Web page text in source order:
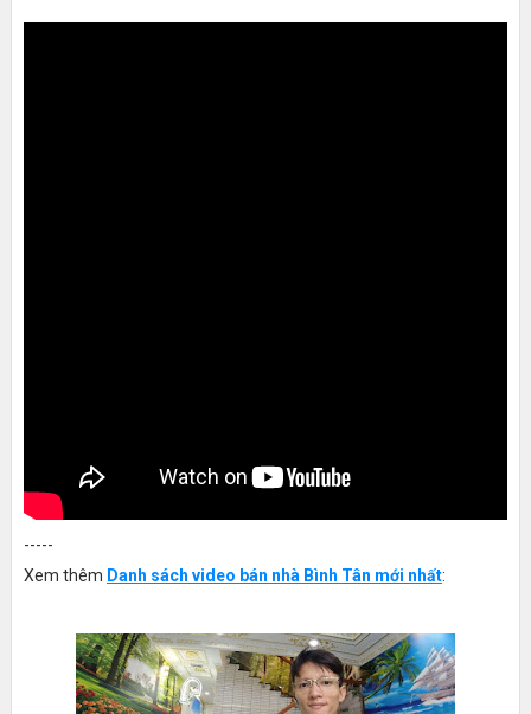
-----
Xem thêm Danh sách video bán nhà Bình Tân mới nhất: